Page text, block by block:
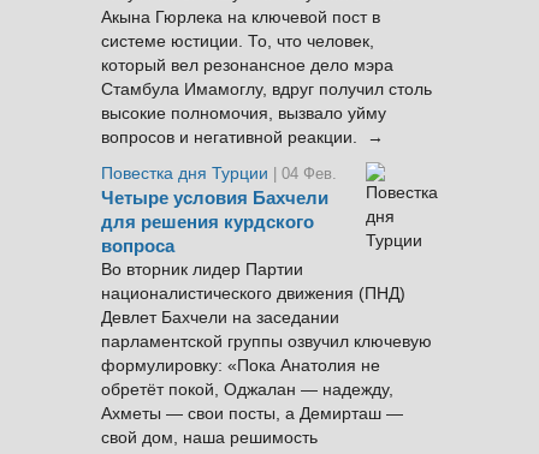
Акына Гюрлека на ключевой пост в
системе юстиции. То, что человек,
который вел резонансное дело мэра
Стамбула Имамоглу, вдруг получил столь
высокие полномочия, вызвало уйму
вопросов и негативной реакции. →
Повестка дня Турции
| 04 Фев.
Четыре условия Бахчели
для решения курдского
вопроса
Во вторник лидер Партии
националистического движения (ПНД)
Девлет Бахчели на заседании
парламентской группы озвучил ключевую
формулировку: «Пока Анатолия не
обретёт покой, Оджалан — надежду,
Ахметы — свои посты, а Демирташ —
свой дом, наша решимость